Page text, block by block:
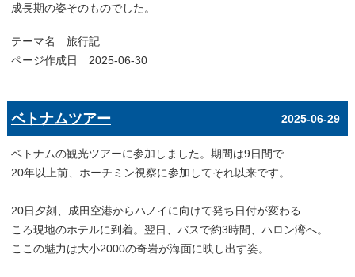
成長期の姿そのものでした。
テーマ名 旅行記
ページ作成日 2025-06-30
ベトナムツアー 2025-06-29
ベトナムの観光ツアーに参加しました。期間は9日間で
20年以上前、ホーチミン視察に参加してそれ以来です。
20日夕刻、成田空港からハノイに向けて発ち日付が変わる
ころ現地のホテルに到着。翌日、バスで約3時間、ハロン湾へ。
ここの魅力は大小2000の奇岩が海面に映し出す姿。